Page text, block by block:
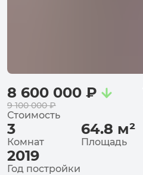
8 600 000 ₽
9 100 000 ₽
Стоимость
3
Комнат
64.8 м²
Площадь
2019
Год постройки